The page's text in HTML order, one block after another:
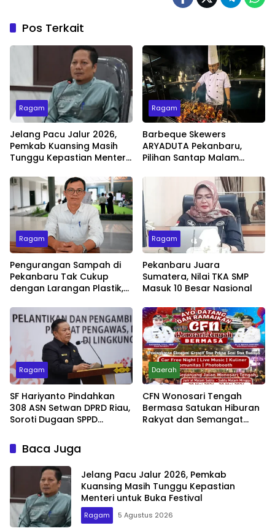
Pos Terkait
Ragam
Jelang Pacu Jalur 2026,
Pemkab Kuansing Masih
Tunggu Kepastian Menteri
Ragam
Barbeque Skewers
ARYADUTA Pekanbaru,
Pilihan Santap Malam
Ragam
Pengurangan Sampah di
Pekanbaru Tak Cukup
dengan Larangan Plastik,
Jadi Penentu
Ragam
Pekanbaru Juara
Sumatera, Nilai TKA SMP
Masuk 10 Besar Nasional
Ragam
SF Hariyanto Pindahkan
308 ASN Setwan DPRD Riau,
Soroti Dugaan SPPD
Daerah
CFN Wonosari Tengah
Bermasa Satukan Hiburan
Rakyat dan Semangat
Baca Juga
Jelang Pacu Jalur 2026, Pemkab
Kuansing Masih Tunggu Kepastian
Menteri untuk Buka Festival
Ragam 5 Agustus 2026